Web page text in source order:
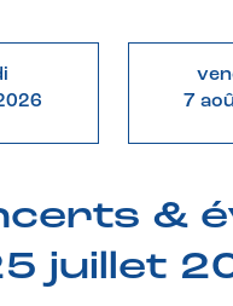
7
&
juillet